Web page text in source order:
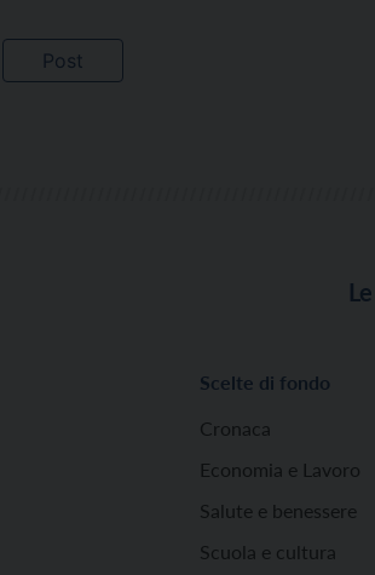
Scelte di fondo
Cronaca
Economia e Lavoro
Salute e benessere
Scuola e cultura